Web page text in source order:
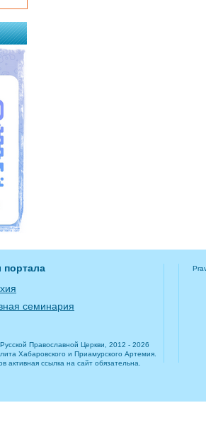
семинария
Православной Церкви, 2012 - 2026
Хабаровского и Приамурского Артемия.
активная ссылка на сайт обязательна.